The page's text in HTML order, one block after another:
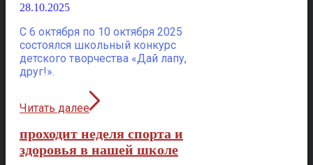
28.10.2025
С 6 октября по 10 октября 2025
состоялся школьный конкурс
детского творчества «Дай лапу,
друг!».
Читать далее
проходит неделя спорта и
здоровья в нашей школе